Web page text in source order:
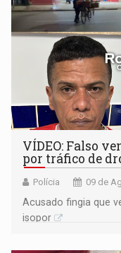
VÍDEO: Falso
por tráfico de
Polícia 09 de
Acusado fingia que
isopor